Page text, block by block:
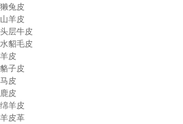
獭兔皮
山羊皮
头层牛皮
水貂毛皮
羊皮
貉子皮
马皮
鹿皮
绵羊皮
羊皮革